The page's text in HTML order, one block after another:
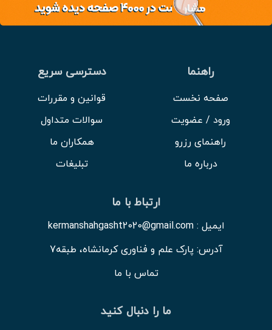
راهنما
صفحه نخست
ورود / عضویت
راهنمای رزرو
درباره ما
دسترسی سریع
قوانین و مقررات
سوالات متداول
همکاران ما
تبلیغات
ارتباط با ما
ایمیل : kermanshahgasht2020@gmail.com
آدرس: پارک علم و فناوری کرمانشاه، طبقه7
تماس با ما
ما را دنبال کنید